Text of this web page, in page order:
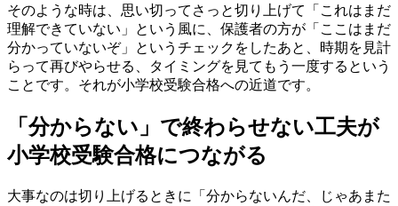
そのような時は、思い切ってさっと切り上げて「これはまだ
理解できていない」という風に、保護者の方が「ここはまだ
分かっていないぞ」というチェックをしたあと、時期を見計
らって再びやらせる、タイミングを見てもう一度するという
ことです。それが小学校受験合格への近道です。
「分からない」で終わらせない工夫が
小学校受験合格につながる
大事なのは切り上げるときに「分からないんだ、じゃあまた